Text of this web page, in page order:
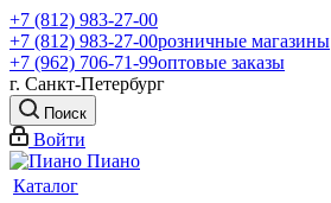
+7 (812) 983-27-00
+7 (812) 983-27-00розничные магазины
+7 (962) 706-71-99оптовые заказы
г. Санкт-Петербург
Поиск
Войти
Каталог